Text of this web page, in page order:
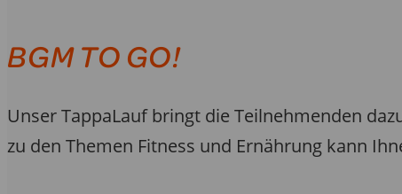
BGM TO GO!
Unser TappaLauf bringt die Teilnehmenden
zu den Themen Fitness und Ernährung kann